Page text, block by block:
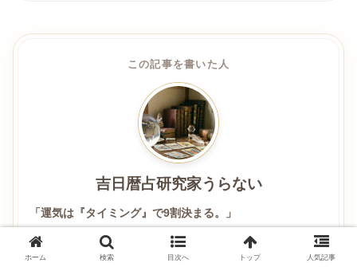
この記事を書いた人
吉日暦占研究家うらない
「運気は『タイミング』で9割決まる。」
omajinai.co.jpの運営責任者兼編集長。厳しい自然の中で園
芸や暮らしに向き合うなかで、「種をまくべき日」と「休
ホーム 検索 目次へ トップ 人気記事